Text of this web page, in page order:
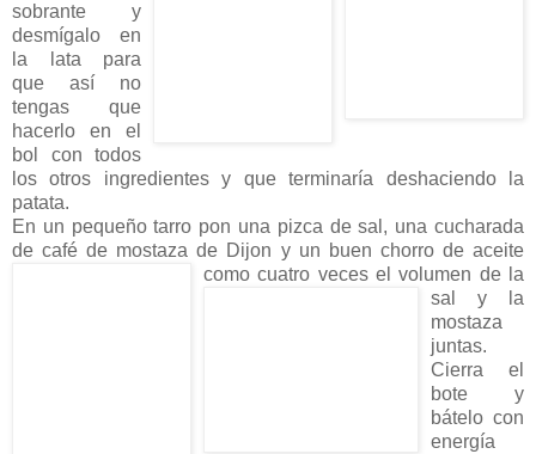
sobrante y
desmígalo en
la lata para
que así no
tengas que
hacerlo en el
bol con todos
los otros ingredientes y que terminaría deshaciendo la
patata.
En un pequeño tarro pon una pizca de sal, una cucharada
de café de mostaza de Dijon y un buen chorro de aceite
como cuatro veces el volumen de la
sal y la
mostaza
juntas.
Cierra el
bote y
bátelo con
energía